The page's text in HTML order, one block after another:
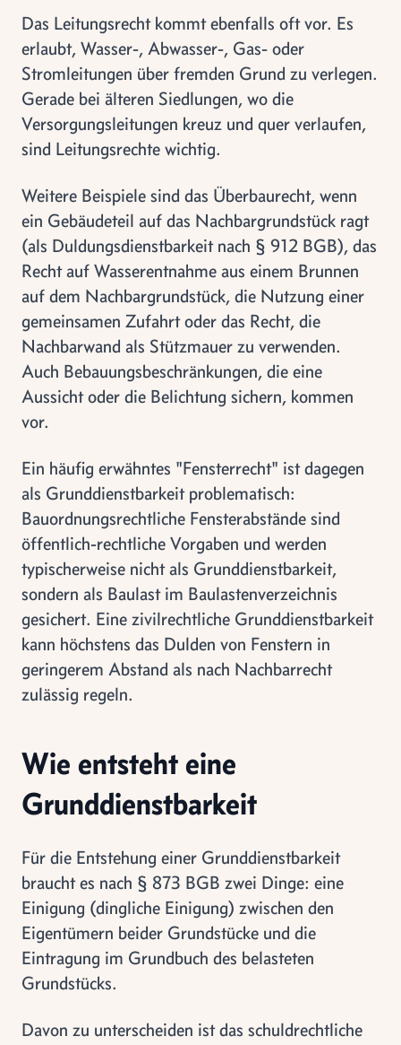
Das Leitungsrecht kommt ebenfalls oft vor. Es
erlaubt, Wasser-, Abwasser-, Gas- oder
Stromleitungen über fremden Grund zu verlegen.
Gerade bei älteren Siedlungen, wo die
Versorgungsleitungen kreuz und quer verlaufen,
sind Leitungsrechte wichtig.
Weitere Beispiele sind das Überbaurecht, wenn
ein Gebäudeteil auf das Nachbargrundstück ragt
(als Duldungsdienstbarkeit nach § 912 BGB), das
Recht auf Wasserentnahme aus einem Brunnen
auf dem Nachbargrundstück, die Nutzung einer
gemeinsamen Zufahrt oder das Recht, die
Nachbarwand als Stützmauer zu verwenden.
Auch Bebauungsbeschränkungen, die eine
Aussicht oder die Belichtung sichern, kommen
vor.
Ein häufig erwähntes "Fensterrecht" ist dagegen
als Grunddienstbarkeit problematisch:
Bauordnungsrechtliche Fensterabstände sind
öffentlich-rechtliche Vorgaben und werden
typischerweise nicht als Grunddienstbarkeit,
sondern als Baulast im Baulastenverzeichnis
gesichert. Eine zivilrechtliche Grunddienstbarkeit
kann höchstens das Dulden von Fenstern in
geringerem Abstand als nach Nachbarrecht
zulässig regeln.
Wie entsteht eine
Grunddienstbarkeit
Für die Entstehung einer Grunddienstbarkeit
braucht es nach § 873 BGB zwei Dinge: eine
Einigung (dingliche Einigung) zwischen den
Eigentümern beider Grundstücke und die
Eintragung im Grundbuch des belasteten
Grundstücks.
Davon zu unterscheiden ist das schuldrechtliche